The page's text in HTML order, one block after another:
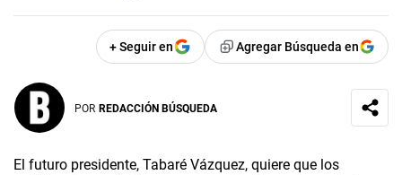
+ Seguir en Agregar Búsqueda en
POR REDACCIÓN BÚSQUEDA
El futuro presidente, Tabaré Vázquez, quiere que los